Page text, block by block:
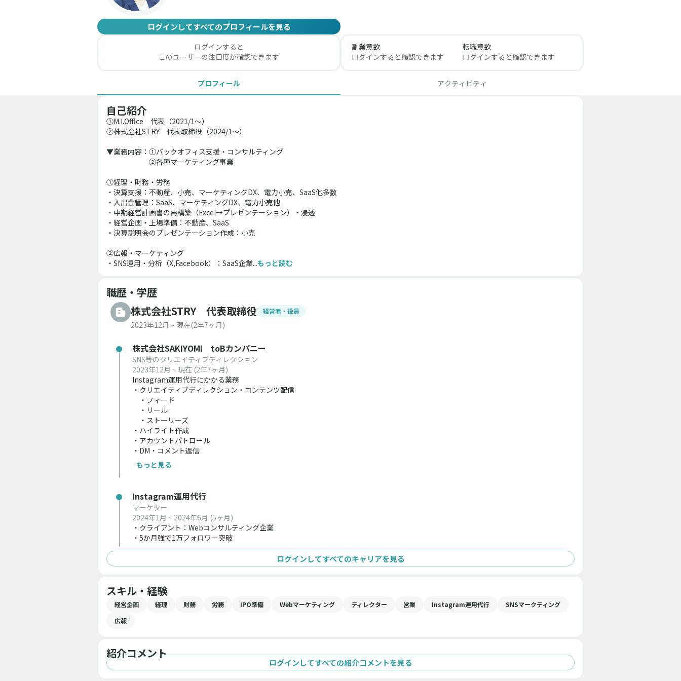
ログインしてすべてのプロフィールを見る
ログインすると
このユーザーの注目度が確認できます
副業意欲
ログインすると確認できます
転職意欲
ログインすると確認できます
プロフィール アクティビティ
自己紹介
①M.I.Offlce　代表（2021/1～）
②株式会社STRY　代表取締役（2024/1～）
▼業務内容：①バックオフィス支援・コンサルティング
②各種マーケティング事業
①経理・財務・労務
・決算支援：不動産、小売、マーケティングDX、電力小売、SaaS他多数
・入出金管理：SaaS、マーケティングDX、電力小売他
・中期経営計画書の再構築（Excel→プレゼンテーション）・浸透
・経営企画・上場準備：不動産、SaaS
・決算説明会のプレゼンテーション作成：小売
②広報・マーケティング
・SNS運用・分析（X,Facebook）：SaaS企業...もっと読む
職歴・学歴
株式会社STRY 代表取締役
経営者・役員
2023年12月 ~ 現在(2年7ヶ月)
株式会社SAKIYOMI toBカンパニー
SNS等のクリエイティブディレクション
2023年12月 ~ 現在 (2年7ヶ月)
Instagram運用代行にかかる業務
・クリエイティブディレクション・コンテンツ配信
・フィード
・リール
・ストーリーズ
・ハイライト作成
・アカウントパトロール
・DM・コメント返信
・競合調査・分析
・レポーティング
もっと見る
Instagram運用代行
マーケター
2024年1月 ~ 2024年6月 (5ヶ月)
・クライアント：Webコンサルティング企業
・5か月強で1万フォロワー突破
ログインしてすべてのキャリアを見る
スキル・経験
経営企画 経理 財務 労務 IPO準備 Webマーケティング ディレクター 営業 Instagram運用代行
SNSマークティング
広報
紹介コメント
ログインしてすべての紹介コメントを見る